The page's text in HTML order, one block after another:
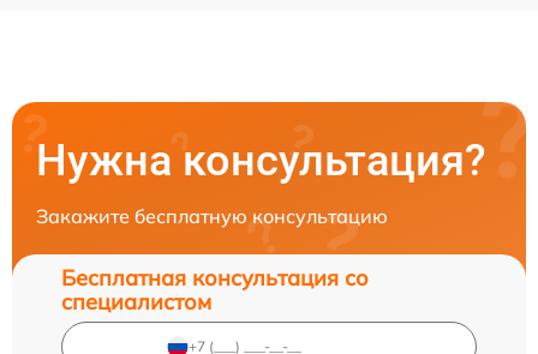
Нужна консультация?
Закажите бесплатную консультацию
Бесплатная консультация со
специалистом